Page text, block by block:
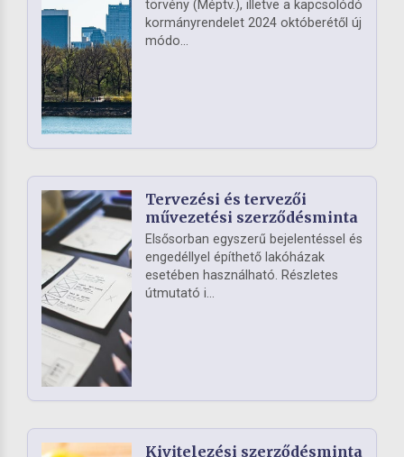
törvény (Méptv.), illetve a kapcsolódó
kormányrendelet 2024 októberétől új
módo...
Tervezési és tervezői
művezetési szerződésminta
Elsősorban egyszerű bejelentéssel és
engedéllyel építhető lakóházak
esetében használható. Részletes
útmutató i...
Kivitelezési szerződésminta